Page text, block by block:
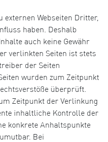
externen Webseiten Dritter,
haben. Deshalb
auch keine Gewähr
verlinkten Seiten ist stets
der Seiten
wurden zum Zeitpunkt
überprüft.
Zeitpunkt der Verlinkung
inhaltliche Kontrolle der
konkrete Anhaltspunkte
Bei